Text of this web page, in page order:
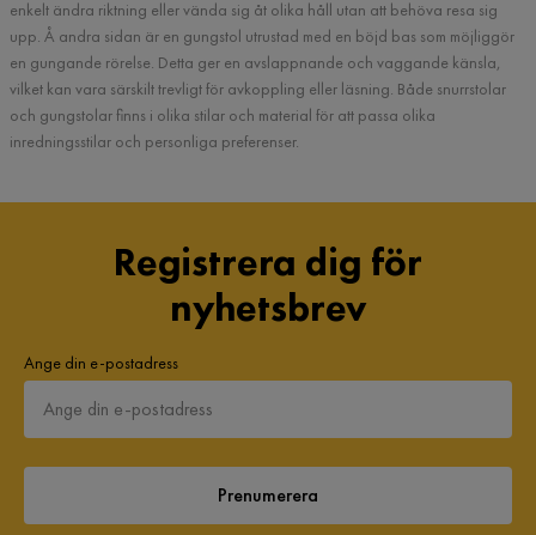
enkelt ändra riktning eller vända sig åt olika håll utan att behöva resa sig
upp. Å andra sidan är en gungstol utrustad med en böjd bas som möjliggör
en gungande rörelse. Detta ger en avslappnande och vaggande känsla,
vilket kan vara särskilt trevligt för avkoppling eller läsning. Både snurrstolar
och gungstolar finns i olika stilar och material för att passa olika
inredningsstilar och personliga preferenser.
Registrera dig för
nyhetsbrev
Ange din e-postadress
Prenumerera